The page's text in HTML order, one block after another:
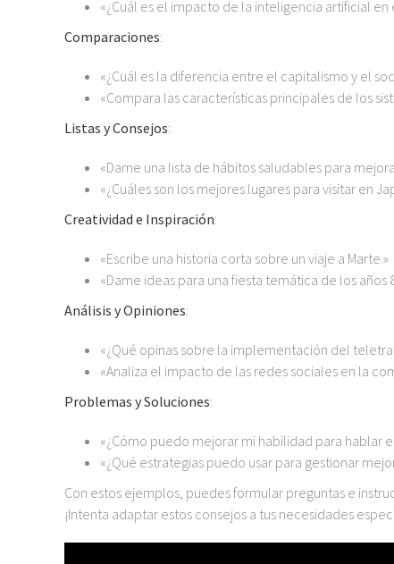
«¿Cuál es el impacto de la inteligencia artificial
Comparaciones:
«¿Cuál es la diferencia entre el capitalismo y el
«Compara las características principales de los
Listas y Consejos:
«Dame una lista de hábitos saludables para
«¿Cuáles son los mejores lugares para visitar en
Creatividad e Inspiración:
«Escribe una historia corta sobre un viaje a Marte.»
«Dame ideas para una fiesta temática de los años
Análisis y Opiniones:
«¿Qué opinas sobre la implementación del
«Analiza el impacto de las redes sociales en la
Problemas y Soluciones:
«¿Cómo puedo mejorar mi habilidad para hablar
«¿Qué estrategias puedo usar para gestionar
Con estos ejemplos, puedes formular preguntas e
¡Intenta adaptar estos consejos a tus necesidades